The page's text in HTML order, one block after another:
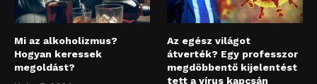
Mi az alkoholizmus?
Hogyan keressek
megoldást?
Az egész világot
átverték? Egy professzor
megdöbbentő kijelentést
tett a vírus kapcsán